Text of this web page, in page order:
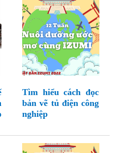
Tìm hiểu cách đọc
bản vẽ tủ điện công
nghiệp